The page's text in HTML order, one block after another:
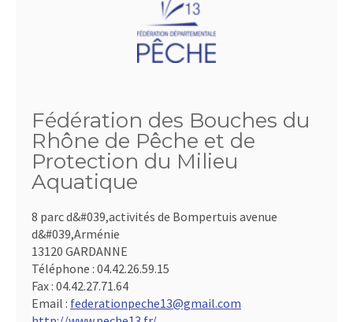
Fédération des Bouches du
Rhône de Pêche et de
Protection du Milieu
Aquatique
8 parc d&#039,activités de Bompertuis avenue
d&#039,Arménie
13120 GARDANNE
Téléphone : 04.42.26.59.15
Fax : 04.42.27.71.64
Email : federationpeche13@gmail.com